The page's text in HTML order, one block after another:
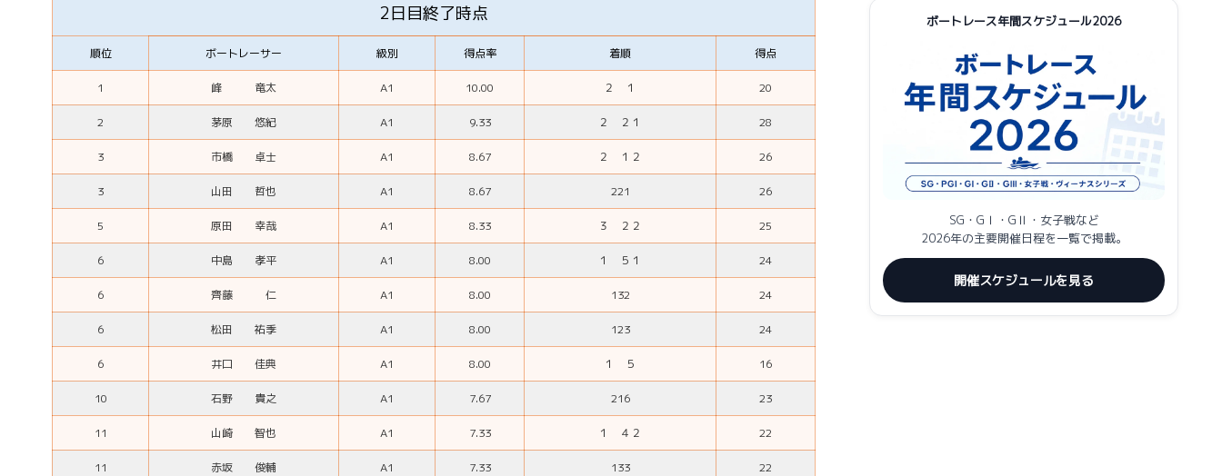
2日目終了時点
順位 ボートレーサー 級別 得点率 着順 得点
1 峰 竜太 A1 10.00 ２ １ 20
2 茅原 悠紀 A1 9.33 ２ ２１ 28
3 市橋 卓士 A1 8.67 ２ １２ 26
3 山田 哲也 A1 8.67 221 26
5 原田 幸哉 A1 8.33 ３ ２２ 25
6 中島 孝平 A1 8.00 １ ５１ 24
6 齊藤 仁 A1 8.00 132 24
6 松田 祐季 A1 8.00 123 24
6 井口 佳典 A1 8.00 １ ５ 16
10 石野 貴之 A1 7.67 216 23
11 山崎 智也 A1 7.33 １ ４２ 22
11 赤坂 俊輔 A1 7.33 133 22
ボートレース年間スケジュール2026
SG・GⅠ・GⅡ・女子戦など
2026年の主要開催日程を一覧で掲載。
開催スケジュールを見る